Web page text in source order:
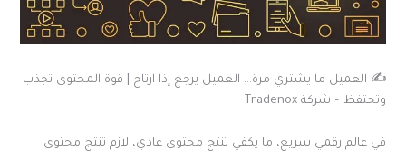
✍️ العميل ما يشتري مرة… العميل يرجع إذا ارتاح | قوة المحتوى تجذب
وتحتفظ – شركة Tradenox
في عالم رقمي سريع، ما يكفي تنتج محتوى عادي، لازم تنتج محتوى